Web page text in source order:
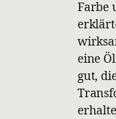
Farbe
eine
gut,